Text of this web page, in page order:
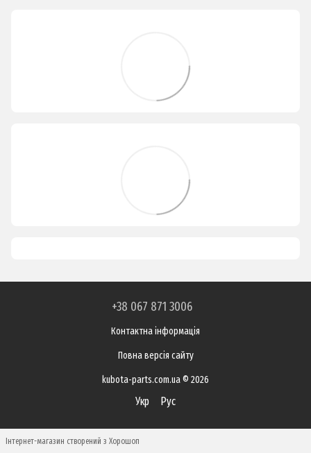
+38 067 871 3006
Контактна інформація
Повна версія сайту
kubota-parts.com.ua © 2026
Укр Рус
Інтернет-магазин створений з Хорошоп